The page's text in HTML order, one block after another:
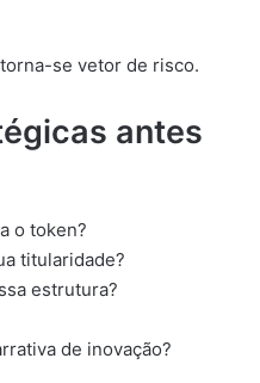
se vetor de risco.
antes
o token?
titularidade?
estrutura?
de inovação?